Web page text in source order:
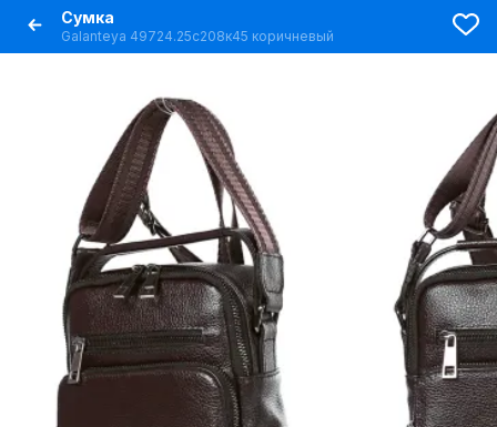
Сумка
Galanteya 49724.25с208к45 коричневый